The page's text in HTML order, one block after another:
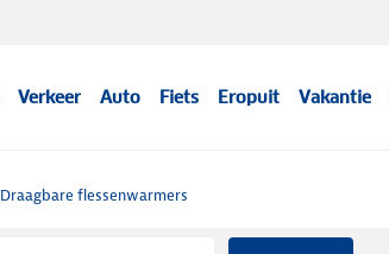
Verkeer Auto Fiets Eropuit Vakantie
Draagbare flessenwarmers